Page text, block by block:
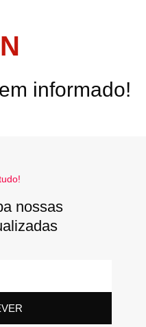
informado!
nossas